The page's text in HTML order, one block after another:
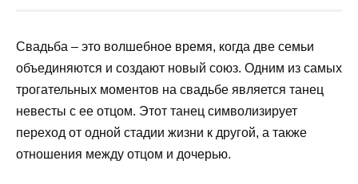
Свадьба – это волшебное время, когда две семьи
объединяются и создают новый союз. Одним из самых
трогательных моментов на свадьбе является танец
невесты с ее отцом. Этот танец символизирует
переход от одной стадии жизни к другой, а также
отношения между отцом и дочерью.